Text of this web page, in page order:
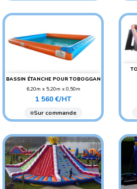
BASSIN ÉTANCHE POUR TOBOGGAN
6,20m x 5,20m x 0,50m
POIDS : 110 KG
Prix
1 560 €/HT
Sur commande